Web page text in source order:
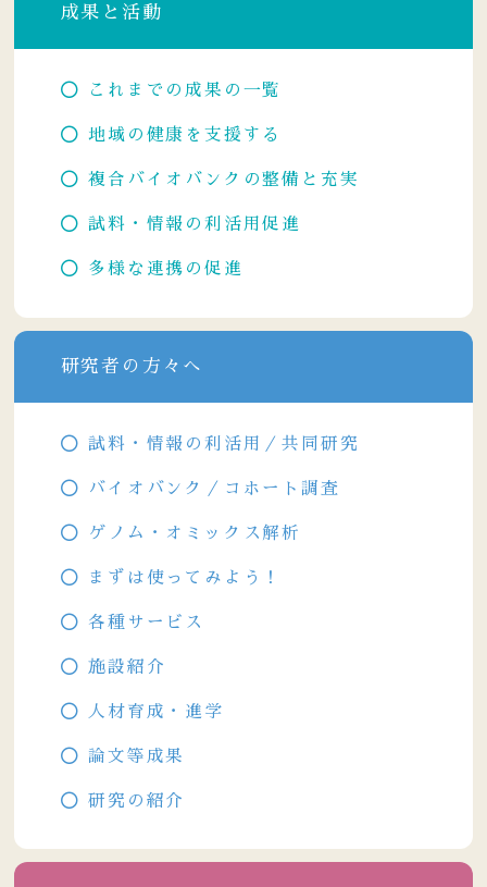
研究者の方々へ
試料・情報の利活用／共同研究
バイオバンク／コホート調査
ゲノム・オミックス解析
まずは使ってみよう！
各種サービス
施設紹介
人材育成・進学
論文等成果
研究の紹介
成果と活動
これまでの成果の一覧
地域の健康を支援する
複合バイオバンクの整備と充実
試料・情報の利活用促進
多様な連携の促進